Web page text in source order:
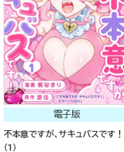
電子版
不本意ですが、サキュバスです！
（1）